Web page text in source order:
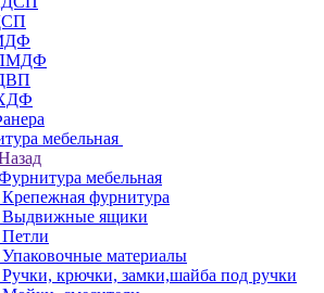
мебельная
мебельная
фурнитура
Выдвижные ящики
материалы
крючки, замки,шайба под ручки